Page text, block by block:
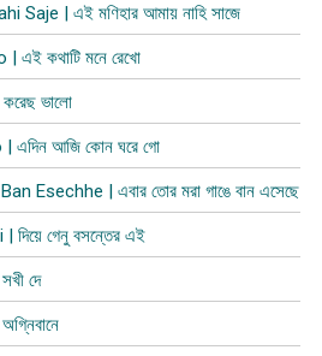
| এই মণিহার আমায় নাহি সাজে
কথাটি মনে রেখো
ভালো
আজি কোন ঘরে গো
Esechhe | এবার তোর মরা গাঙে বান এসেছে
গেনু বসন্তের এই
দে